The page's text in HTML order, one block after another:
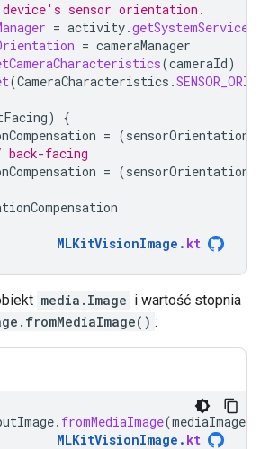
sensor orientation.
= activity.getSystemService
= cameraManager
(cameraId)
(CameraCharacteristics .
)
{
= (sensorOrientation
back-facing
= (sensorOrientation
MLKitVisionImage . kt
media.Image i wartość stopnia
:
. fromMediaImage(mediaImage
MLKitVisionImage . kt